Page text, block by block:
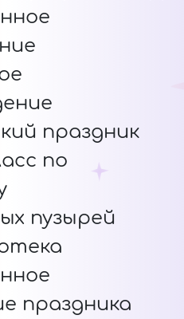
праздник
по
пузырей
праздника